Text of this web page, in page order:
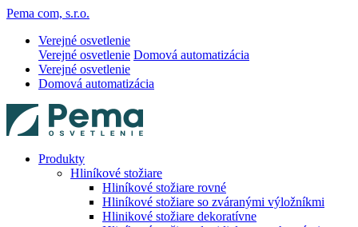
Pema com, s.r.o.
Verejné osvetlenie
Verejné osvetlenie Domová automatizácia
Verejné osvetlenie
Domová automatizácia
Produkty
Hliníkové stožiare
Hliníkové stožiare rovné
Hliníkové stožiare so zváranými výložníkmi
Hlinikové stožiare dekoratívne